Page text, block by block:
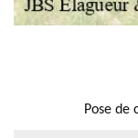
Pose de